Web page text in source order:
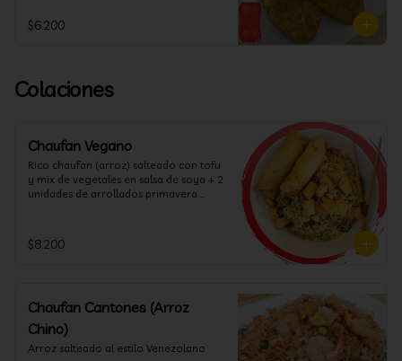
$6.200
Colaciones
Chaufan Vegano
Rico chaufan (arroz) salteado con tofu
y mix de vegetales en salsa de soya + 2
unidades de arrollados primavera
$8.200
Chaufan Cantones (Arroz
Chino)
Arroz salteado al estilo Venezolano